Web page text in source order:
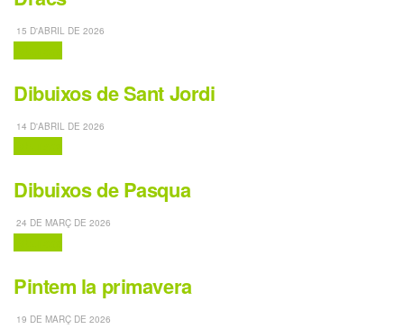
15 D'ABRIL DE 2026
Dibuixos de Sant Jordi
14 D'ABRIL DE 2026
Dibuixos de Pasqua
24 DE MARÇ DE 2026
Pintem la primavera
19 DE MARÇ DE 2026